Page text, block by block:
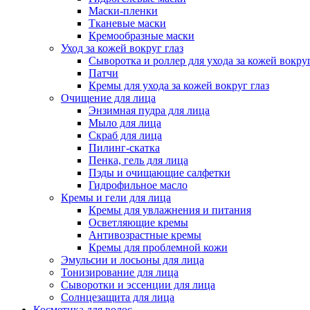
Маски-пленки
Тканевые маски
Кремообразные маски
Уход за кожей вокруг глаз
Сыворотка и роллер для ухода за кожей
Патчи
Кремы для ухода за кожей вокруг глаз
Очищение для лица
Энзимная пудра для лица
Мыло для лица
Скраб для лица
Пилинг-скатка
Пенка, гель для лица
Пэды и очищающие салфетки
Гидрофильное масло
Кремы и гели для лица
Кремы для увлажнения и питания
Осветляющие кремы
Антивозрастные кремы
Кремы для проблемной кожи
Эмульсии и лосьоны для лица
Тонизирование для лица
Сыворотки и эссенции для лица
Солнцезащита для лица